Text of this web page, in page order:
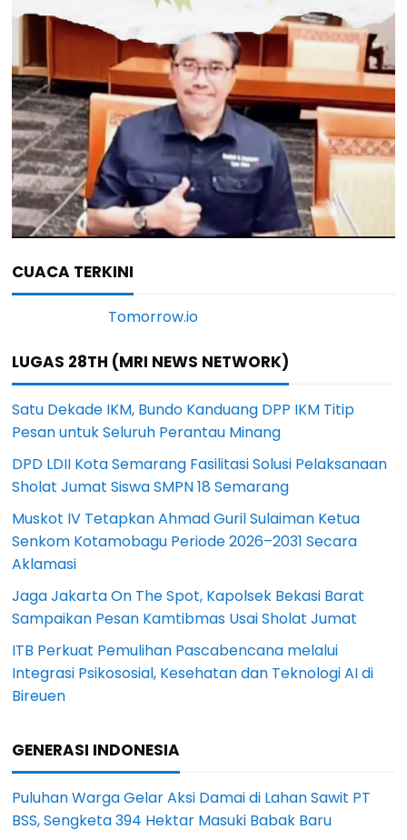
CUACA TERKINI
LUGAS 28TH (MRI NEWS NETWORK)
Satu Dekade IKM, Bundo Kanduang DPP IKM Titip
Pesan untuk Seluruh Perantau Minang
DPD LDII Kota Semarang Fasilitasi Solusi Pelaksanaan
Sholat Jumat Siswa SMPN 18 Semarang
Muskot IV Tetapkan Ahmad Guril Sulaiman Ketua
Senkom Kotamobagu Periode 2026–2031 Secara
Aklamasi
Jaga Jakarta On The Spot, Kapolsek Bekasi Barat
Sampaikan Pesan Kamtibmas Usai Sholat Jumat
ITB Perkuat Pemulihan Pascabencana melalui
Integrasi Psikososial, Kesehatan dan Teknologi AI di
Bireuen
GENERASI INDONESIA
Puluhan Warga Gelar Aksi Damai di Lahan Sawit PT
BSS, Sengketa 394 Hektar Masuki Babak Baru